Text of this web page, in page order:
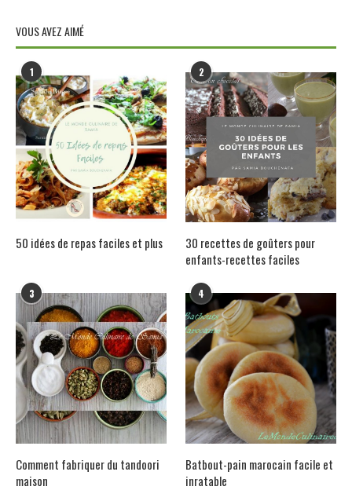
VOUS AVEZ AIMÉ
1
50 idées de repas faciles et plus
2
30 recettes de goûters pour
enfants-recettes faciles
3
Comment fabriquer du tandoori
maison
4
Batbout-pain marocain facile et
inratable